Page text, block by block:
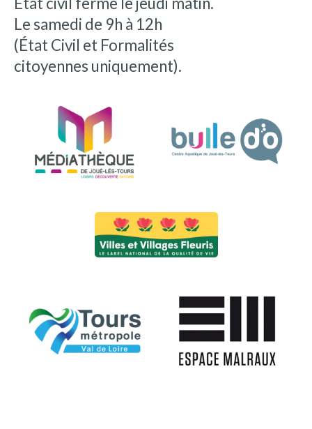
Le samedi de 9h à 12h
(État Civil et Formalités
citoyennes uniquement).